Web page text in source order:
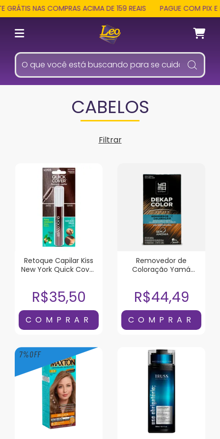
NAS COMPRAS ACIMA DE 159 REAIS PAGUE COM PIX E
CABELOS
Filtrar
Retoque Capilar Kiss
New York Quick Cover
R$35,50
Removedor de
Coloração Yam
R$44,49
7%OFF